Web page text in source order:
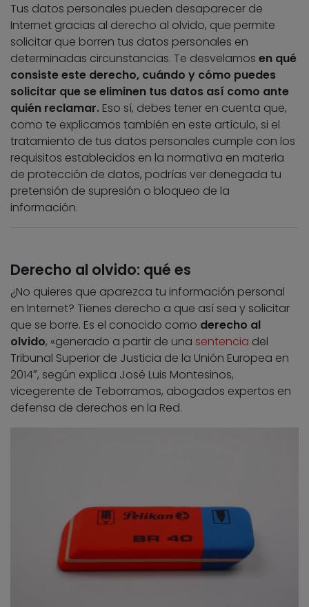
Tus datos personales pueden desaparecer de
Internet gracias al derecho al olvido, que permite
solicitar que borren tus datos personales en
determinadas circunstancias. Te desvelamos en qué
consiste este derecho, cuándo y cómo puedes
solicitar que se eliminen tus datos así como ante
quién reclamar. Eso sí, debes tener en cuenta que,
como te explicamos también en este artículo, si el
tratamiento de tus datos personales cumple con los
requisitos establecidos en la normativa en materia
de protección de datos, podrías ver denegada tu
pretensión de supresión o bloqueo de la
información.
Derecho al olvido: qué es
¿No quieres que aparezca tu información personal
en Internet? Tienes derecho a que así sea y solicitar
que se borre. Es el conocido como derecho al
olvido, «generado a partir de una sentencia del
Tribunal Superior de Justicia de la Unión Europea en
2014″, según explica José Luis Montesinos,
vicegerente de Teborramos, abogados expertos en
defensa de derechos en la Red.